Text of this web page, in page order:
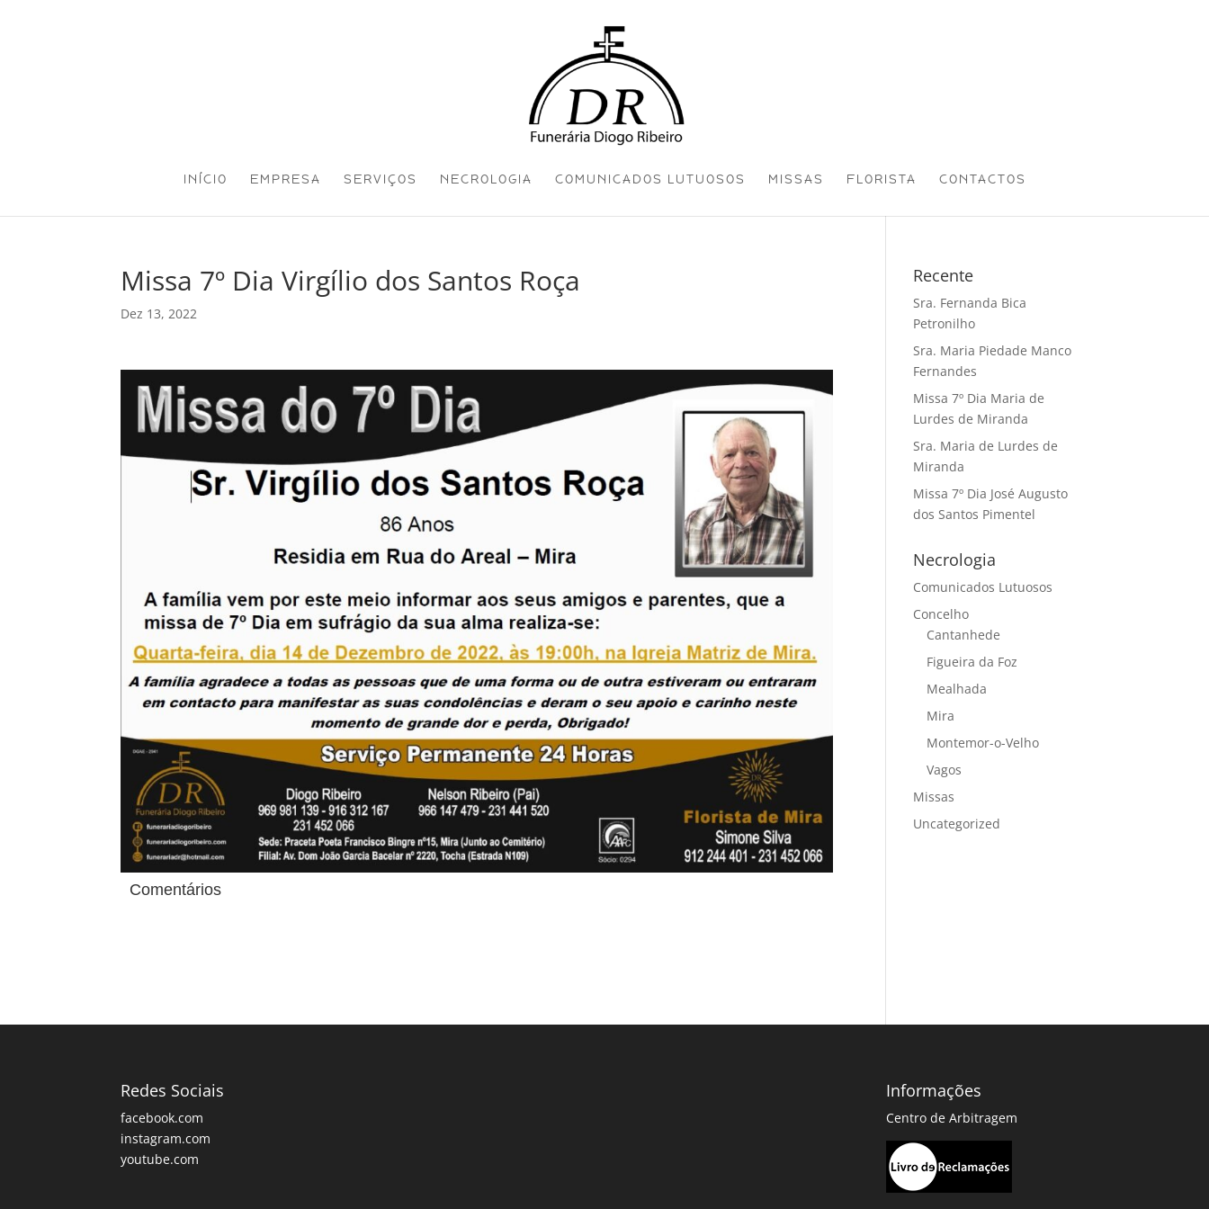
INÍCIO EMPRESA SERVIÇOS NECROLOGIA COMUNICADOS LUTUOSOS MISSAS FLORISTA CONTACTOS
Missa 7º Dia Virgílio dos Santos Roça
Dez 13, 2022
Comentários
Recente
Sra. Fernanda Bica
Petronilho
Sra. Maria Piedade Manco
Fernandes
Missa 7º Dia Maria de
Lurdes de Miranda
Sra. Maria de Lurdes de
Miranda
Missa 7º Dia José Augusto
dos Santos Pimentel
Necrologia
Comunicados Lutuosos
Concelho
Cantanhede
Figueira da Foz
Mealhada
Mira
Montemor-o-Velho
Vagos
Missas
Uncategorized
Redes Sociais
facebook.com
instagram.com
youtube.com
Informações
Centro de Arbitragem